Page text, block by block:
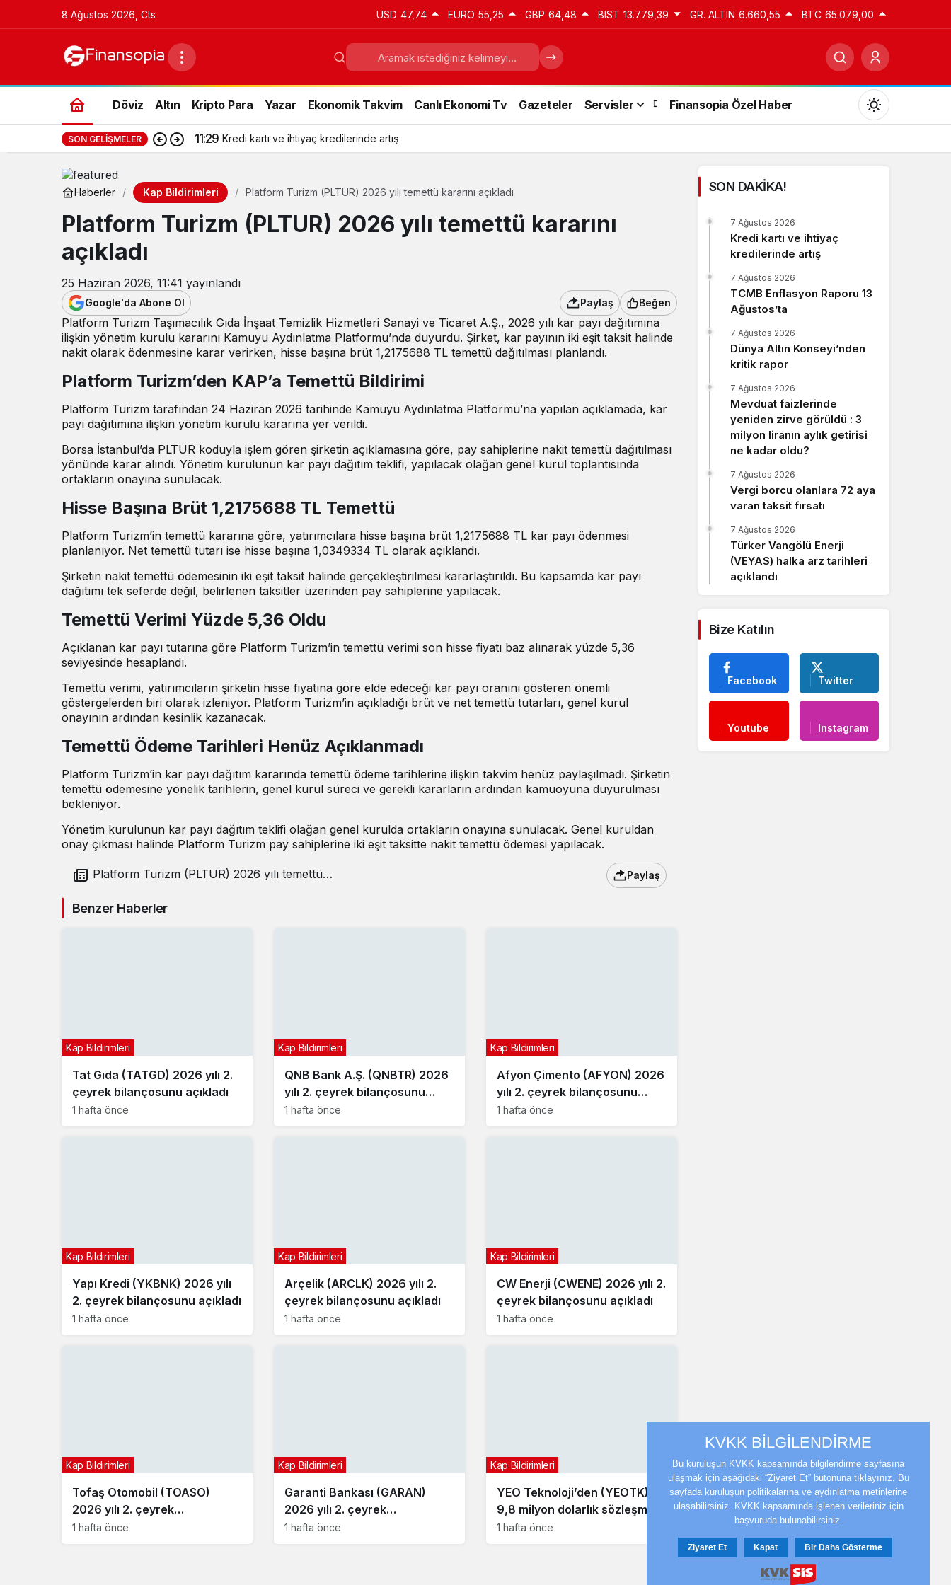
8 Ağustos 2026, Cts USD 47,74 EURO 55,25 GBP 64,48 BIST 13.779,39 GR. ALTIN 6.660,55 BTC 65.079,00
Döviz Altın Kripto Para Yazar Ekonomik Takvim Canlı Ekonomi Tv Gazeteler Servisler Finansopia Özel Haber
Gündüz modunu seçin.
Gece Modu
Gece modunu seçin.
Sistem Modu
Sistem modunu seçin.
SON GELIŞMELER 11:29 Kredi kartı ve ihtiyaç kredilerinde artış
Haberler Kap Bildirimleri Platform Turizm (PLTUR) 2026 yılı temettü kararını açıkladı
Platform Turizm (PLTUR) 2026 yılı temettü kararını
açıkladı
25 Haziran 2026, 11:41 yayınlandı
Google'da Abone Ol Paylaş Beğen
Platform Turizm Taşımacılık Gıda İnşaat Temizlik Hizmetleri Sanayi ve Ticaret A.Ş., 2026 yılı kar payı dağıtımına
ilişkin yönetim kurulu kararını Kamuyu Aydınlatma Platformu’nda duyurdu. Şirket, kar payının iki eşit taksit halinde
nakit olarak ödenmesine karar verirken, hisse başına brüt 1,2175688 TL temettü dağıtılması planlandı.
Platform Turizm’den KAP’a Temettü Bildirimi
Platform Turizm tarafından 24 Haziran 2026 tarihinde Kamuyu Aydınlatma Platformu’na yapılan açıklamada, kar
payı dağıtımına ilişkin yönetim kurulu kararına yer verildi.
Borsa İstanbul’da PLTUR koduyla işlem gören şirketin açıklamasına göre, pay sahiplerine nakit temettü dağıtılması
yönünde karar alındı. Yönetim kurulunun kar payı dağıtım teklifi, yapılacak olağan genel kurul toplantısında
ortakların onayına sunulacak.
Hisse Başına Brüt 1,2175688 TL Temettü
Platform Turizm’in temettü kararına göre, yatırımcılara hisse başına brüt 1,2175688 TL kar payı ödenmesi
planlanıyor. Net temettü tutarı ise hisse başına 1,0349334 TL olarak açıklandı.
Şirketin nakit temettü ödemesinin iki eşit taksit halinde gerçekleştirilmesi kararlaştırıldı. Bu kapsamda kar payı
dağıtımı tek seferde değil, belirlenen taksitler üzerinden pay sahiplerine yapılacak.
Temettü Verimi Yüzde 5,36 Oldu
Açıklanan kar payı tutarına göre Platform Turizm’in temettü verimi son hisse fiyatı baz alınarak yüzde 5,36
seviyesinde hesaplandı.
Temettü verimi, yatırımcıların şirketin hisse fiyatına göre elde edeceği kar payı oranını gösteren önemli
göstergelerden biri olarak izleniyor. Platform Turizm’in açıkladığı brüt ve net temettü tutarları, genel kurul
onayının ardından kesinlik kazanacak.
Temettü Ödeme Tarihleri Henüz Açıklanmadı
Platform Turizm’in kar payı dağıtım kararında temettü ödeme tarihlerine ilişkin takvim henüz paylaşılmadı. Şirketin
temettü ödemesine yönelik tarihlerin, genel kurul süreci ve gerekli kararların ardından kamuoyuna duyurulması
bekleniyor.
Yönetim kurulunun kar payı dağıtım teklifi olağan genel kurulda ortakların onayına sunulacak. Genel kuruldan
onay çıkması halinde Platform Turizm pay sahiplerine iki eşit taksitte nakit temettü ödemesi yapılacak.
Paylaş
Benzer Haberler
Tat Gıda (TATGD) 2026 yılı 2.
çeyrek bilançosunu açıkladı
Kap Bildirimleri
1 hafta önce
QNB Bank A.Ş. (QNBTR) 2026
yılı 2. çeyrek bilançosunu
açıkladı
Kap Bildirimleri
1 hafta önce
Afyon Çimento (AFYON) 2026
yılı 2. çeyrek bilançosunu
açıkladı
Kap Bildirimleri
1 hafta önce
Yapı Kredi (YKBNK) 2026 yılı
2. çeyrek bilançosunu açıkladı
Kap Bildirimleri
1 hafta önce
Arçelik (ARCLK) 2026 yılı 2.
çeyrek bilançosunu açıkladı
Kap Bildirimleri
1 hafta önce
CW Enerji (CWENE) 2026 yılı 2.
çeyrek bilançosunu açıkladı
Kap Bildirimleri
1 hafta önce
Tofaş Otomobil (TOASO)
2026 yılı 2. çeyrek
bilançosunu açıkladı
Kap Bildirimleri
1 hafta önce
Garanti Bankası (GARAN)
2026 yılı 2. çeyrek
bilançosunu açıkladı
Kap Bildirimleri
1 hafta önce
YEO Teknoloji’den (YEOTK)
9,8 milyon dolarlık sözleşme
Kap Bildirimleri
1 hafta önce
SON DAKİKA!
Kredi kartı ve ihtiyaç
kredilerinde artış
7 Ağustos 2026
TCMB Enflasyon Raporu 13
Ağustos’ta
7 Ağustos 2026
Dünya Altın Konseyi’nden
kritik rapor
7 Ağustos 2026
Mevduat faizlerinde
yeniden zirve görüldü : 3
milyon liranın aylık getirisi
ne kadar oldu?
7 Ağustos 2026
Vergi borcu olanlara 72 aya
varan taksit fırsatı
7 Ağustos 2026
Türker Vangölü Enerji
(VEYAS) halka arz tarihleri
açıklandı
7 Ağustos 2026
Bize Katılın
Facebook Twitter
Youtube Instagram
KVKK BİLGİLENDİRME
Bu kuruluşun KVKK kapsamında bilgilendirme sayfasına
ulaşmak için aşağıdaki “Ziyaret Et” butonuna tıklayınız. Bu
sayfada kuruluşun politikalarına ve aydınlatma metinlerine
ulaşabilirsiniz. KVKK kapsamında işlenen verileriniz için
başvuruda bulunabilirsiniz.
Ziyaret Et Kapat Bir Daha Gösterme